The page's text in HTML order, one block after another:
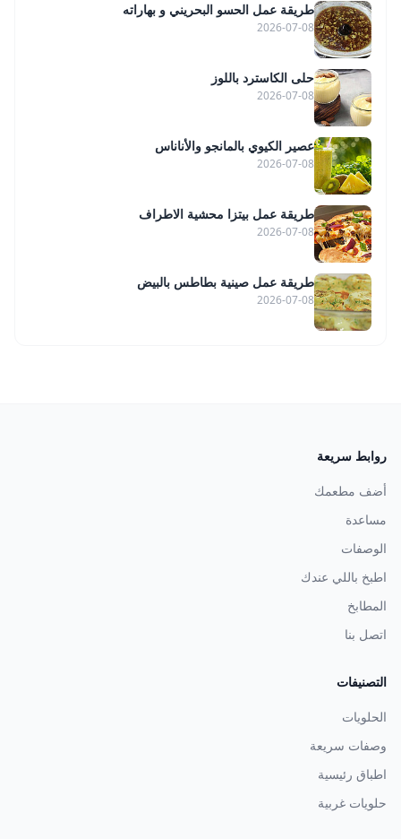
طريقة عمل الحسو البحريني و بهاراته
2026-07-08
حلى الكاسترد باللوز
2026-07-08
عصير الكيوي بالمانجو والأناناس
2026-07-08
طريقة عمل بيتزا محشية الاطراف
2026-07-08
طريقة عمل صينية بطاطس بالبيض
2026-07-08
روابط سريعة
أضف مطعمك
مساعدة
الوصفات
اطبخ باللي عندك
المطابخ
اتصل بنا
التصنيفات
الحلويات
وصفات سريعة
اطباق رئيسية
حلويات غربية